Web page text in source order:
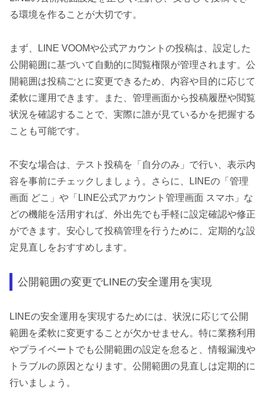
る環境を作ることが大切です。
まず、LINE VOOMや公式アカウントの投稿は、設定した
公開範囲に基づいて自動的に閲覧権限が管理されます。公
開範囲は投稿ごとに変更できるため、内容や目的に応じて
柔軟に運用できます。また、管理画面から投稿履歴や閲覧
状況を確認することで、実際に誰が見ているかを把握する
ことも可能です。
不安な場合は、テスト投稿を「自分のみ」で行い、表示内
容を事前にチェックしましょう。さらに、LINEの「管理
画面 どこ」や「LINE公式アカウント管理画面 スマホ」な
どの機能を活用すれば、外出先でも手軽に設定確認や修正
ができます。安心して投稿管理を行うために、定期的な設
定見直しをおすすめします。
公開範囲の変更でLINEの安全運用を実現
LINEの安全運用を実現するためには、状況に応じて公開
範囲を柔軟に変更することが欠かせません。特に業務利用
やプライベートでも公開範囲の設定を怠ると、情報漏洩や
トラブルの原因となります。公開範囲の見直しは定期的に
行いましょう。